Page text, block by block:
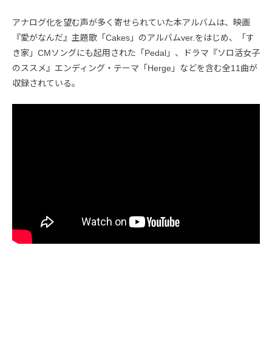
アナログ化を望む声が多く寄せられていた本アルバムは、映画
『愛がなんだ』主題歌「Cakes」のアルバムver.をはじめ、「す
き家」CMソングにも起用された「Pedal」、ドラマ『ソロ活女子
のススメ』エンディング・テーマ「Herge」などを含む全11曲が
収録されている。